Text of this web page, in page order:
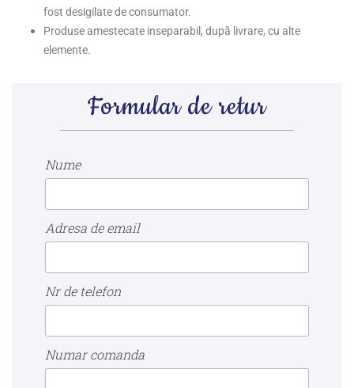
fost desigilate de consumator.
Produse amestecate inseparabil, după livrare, cu alte
elemente.
Formular de retur​
Nume
Adresa de email
Nr de telefon
Numar comanda